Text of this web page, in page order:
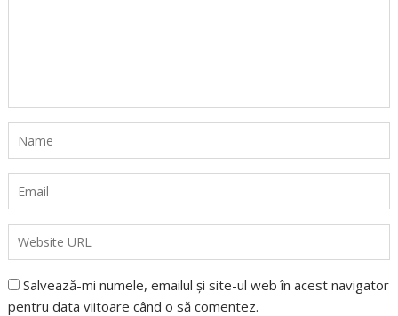
Salvează-mi numele, emailul și site-ul web în acest navigator
pentru data viitoare când o să comentez.